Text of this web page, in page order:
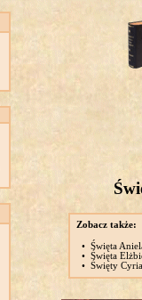
Zobacz także:
• Święta
• Święta
• Święty